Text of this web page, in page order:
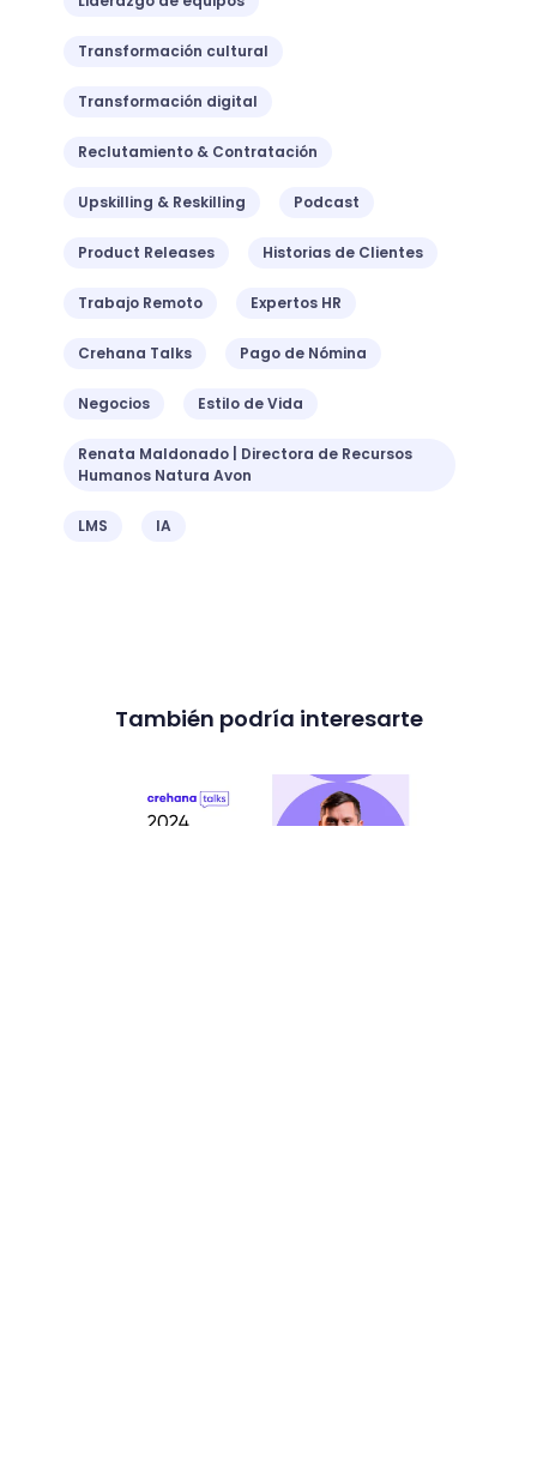
Transformación cultural
Transformación digital
Reclutamiento & Contratación
Upskilling & Reskilling Podcast
Product Releases Historias de Clientes
Trabajo Remoto Expertos HR
Crehana Talks Pago de Nómina
Negocios Estilo de Vida
Renata Maldonado | Directora de Recursos
Humanos Natura Avon
LMS IA
También podría interesarte